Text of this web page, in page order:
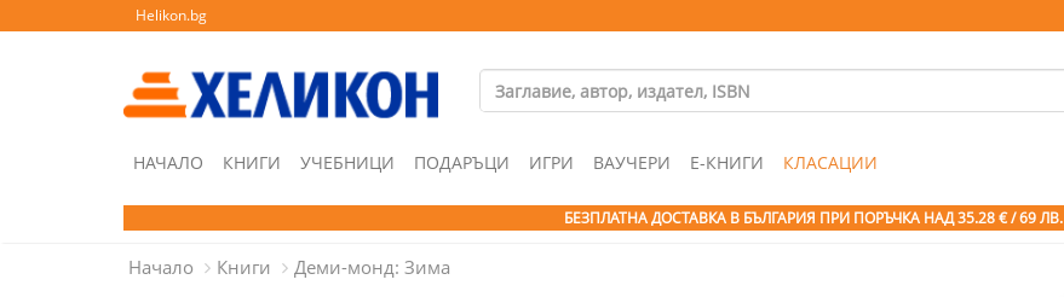
Helikon.bg
НАЧАЛО КНИГИ УЧЕБНИЦИ ПОДАРЪЦИ ИГРИ ВАУЧЕРИ Е-КНИГИ КЛАСАЦИИ
БЕЗПЛАТНА ДОСТАВКА В БЪЛГАРИЯ ПРИ ПОРЪЧКА НАД 35.28 € / 69 ЛВ.
Начало Книги Деми-монд: Зима